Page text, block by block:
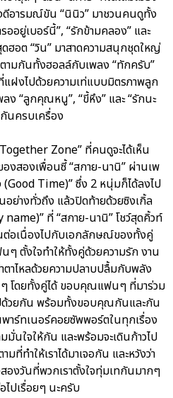
อารมณ์ขัน “นินิว” มาชวนคนดูทั้ง
อยู่เบอร์นี้”, “รักข้ามคลอง” และ
ฮอต “วิน” มาสาดความสนุกชุดใหญ่
มกันทั้งฮอลล์กับเพลง “ทักครับ”
ฝงไปด้วยความเท่แบบมิตรภาพลูก
ง “ลูกคุณหนู”, “ขี้หึง” และ “รักนะ
นครบเครื่อง
Zone” ที่คนดูจะได้เห็น
งสองเพื่อนซี้ “สกาย-นานิ” ผ่านเพ
(Good Time)” ซึ่ง 2 หนุ่มก็ได้ลงไป
างทั่วถึง แล้วปิดท้ายด้วยซิงเกิ้ล
name)” ที่ “สกาย-นานิ” โชว์สุดคิ้วท์
อเนื่องไปกับเอกลักษณ์ของทั้งคู่
ๆ ตั้งใจทำให้ทั้งคู่ด้วยความรัก งาน
าไหลด้วยความปลาบปลื้มกับพลัง
โดยทั้งคู่ได้ ขอบคุณแฟนๆ ที่มาร่วม
ด้วยกัน พร้อมทั้งขอบคุณกันและกัน
พาร์ทเนอร์คอยซัพพอร์ตในทุกเรื่อง
มั่นใจให้กัน และพร้อมจะเดินก้าวไป
ทำให้เราได้มาเจอกัน และหวังว่า
องวันที่พวกเราตั้งใจทุ่มเทกันมากๆ
ปเรื่อยๆ นะครับ